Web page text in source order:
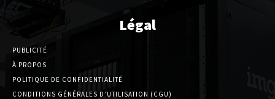
Légal
PUBLICITÉ
À PROPOS
POLITIQUE DE CONFIDENTIALITÉ
CONDITIONS GÉNÉRALES D’UTILISATION (CGU)